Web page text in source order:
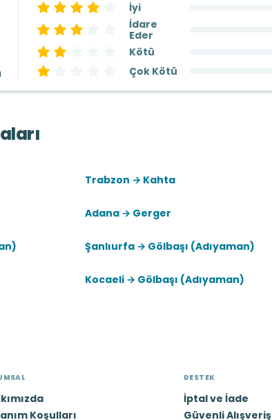
İyi
İdare
Eder
Kötü
Çok Kötü
Trabzon → Kahta
Adana → Gerger
Şanlıurfa → Gölbaşı (Adıyaman)
Kocaeli → Gölbaşı (Adıyaman)
Koşulları
DESTEK
İptal ve İade
Güvenli Alışveriş